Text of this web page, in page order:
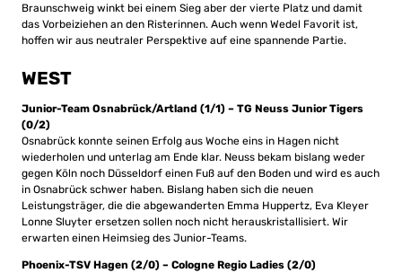
Braunschweig winkt bei einem Sieg aber der vierte Platz und damit
das Vorbeiziehen an den Risterinnen. Auch wenn Wedel Favorit ist,
hoffen wir aus neutraler Perspektive auf eine spannende Partie.
WEST
Junior-Team Osnabrück/Artland (1/1) – TG Neuss Junior Tigers
(0/2)
Osnabrück konnte seinen Erfolg aus Woche eins in Hagen nicht
wiederholen und unterlag am Ende klar. Neuss bekam bislang weder
gegen Köln noch Düsseldorf einen Fuß auf den Boden und wird es auch
in Osnabrück schwer haben. Bislang haben sich die neuen
Leistungsträger, die die abgewanderten Emma Huppertz, Eva Kleyer
Lonne Sluyter ersetzen sollen noch nicht herauskristallisiert. Wir
erwarten einen Heimsieg des Junior-Teams.
Phoenix-TSV Hagen (2/0) – Cologne Regio Ladies (2/0)